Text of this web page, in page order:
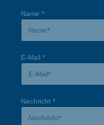
Name *
E-Mail *
Nachricht *